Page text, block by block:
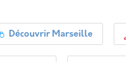
Découvrir Marseille